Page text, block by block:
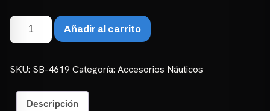
Nautica
U-
1016-
cantidad
Añadir al carrito
SKU: SB-4619 Categoría: Accesorios Náuticos
Descripción